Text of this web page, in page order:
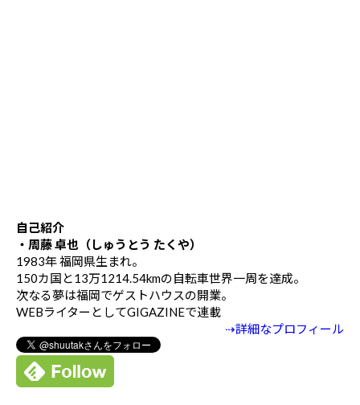
自己紹介
・周藤 卓也（しゅうとう たくや）
1983年 福岡県生まれ。
150カ国と13万1214.54kmの自転車世界一周を達成。
次なる夢は福岡でゲストハウスの開業。
WEBライターとしてGIGAZINEで連載
⇢詳細なプロフィール